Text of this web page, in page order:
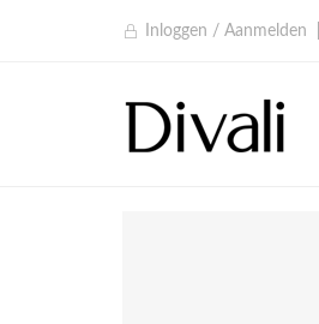
Inloggen / Aanmelden